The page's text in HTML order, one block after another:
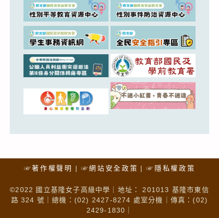
☞著作權聲明 ☞網站安全政策 ☞隱私權政策
©2022 國立基隆女子高級中學｜地址： 201013 基隆市東信
路 324 號｜總機：(02) 2427-8274 處室分機｜傳真：(02)
2429-1830｜